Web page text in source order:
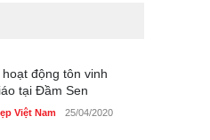
hoạt động tôn vinh
tại Đầm Sen
Việt Nam 25/04/2020